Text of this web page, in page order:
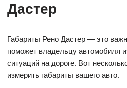
Дастер
Габариты Рено Дастер — это
поможет владельцу автомобиля
ситуаций на дороге. Вот
измерить габариты вашего авто.